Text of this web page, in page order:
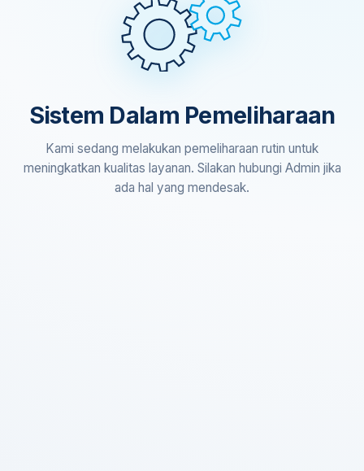
Sistem Dalam Pemeliharaan
Kami sedang melakukan pemeliharaan rutin untuk
meningkatkan kualitas layanan. Silakan hubungi Admin jika
ada hal yang mendesak.